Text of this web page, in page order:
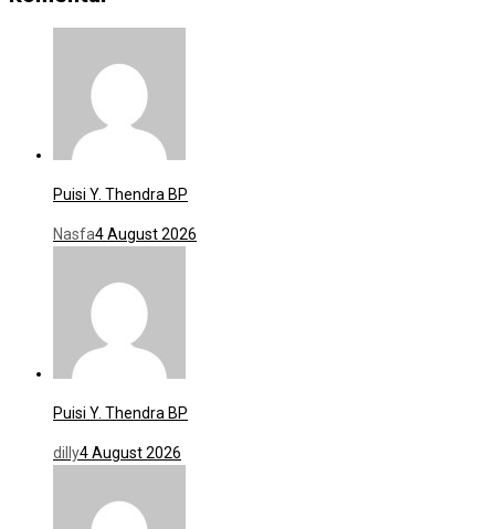
Puisi Y. Thendra BP
Nasfa4 August 2026
Puisi Y. Thendra BP
dilly4 August 2026